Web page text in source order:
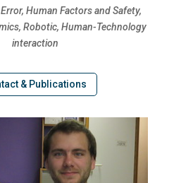
Human Factors and Safety,
Robotic, Human-Technology
interaction
& Publications